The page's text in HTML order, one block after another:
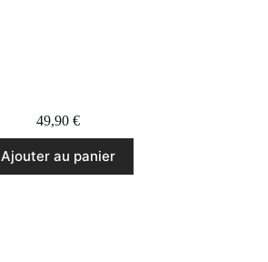
49,90€
Ajouter au panier